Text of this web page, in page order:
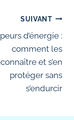
SUIVANT
d’énergie :
comment les
et s’en
protéger sans
s’endurcir